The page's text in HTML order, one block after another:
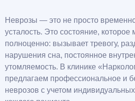
Неврозы — это не просто
усталость. Это состояние,
полноценно: вызывает тревогу,
нарушения сна, постоянное
утомляемость. В клинике
предлагаем профессиональное и
неврозов с учетом